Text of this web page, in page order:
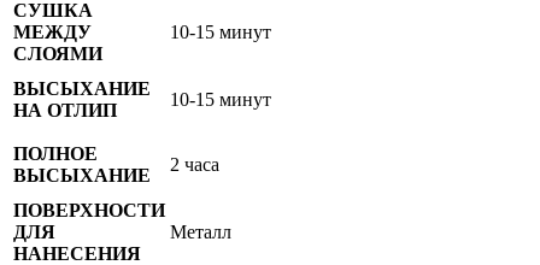
СУШКА
МЕЖДУ
СЛОЯМИ
10-15 минут
ВЫСЫХАНИЕ
НА ОТЛИП
10-15 минут
ПОЛНОЕ
ВЫСЫХАНИЕ
2 часа
ПОВЕРХНОСТИ
ДЛЯ
НАНЕСЕНИЯ
Металл